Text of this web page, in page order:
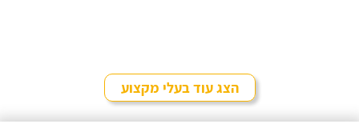
הצג עוד בעלי מקצוע